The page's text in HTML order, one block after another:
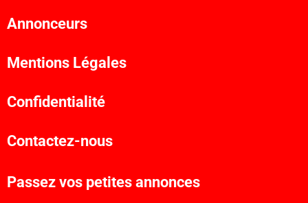
Annonceurs
Mentions Légales
Confidentialité
Contactez-nous
Passez vos petites annonces